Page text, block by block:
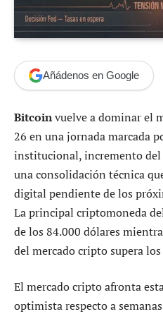
Añádenos en Google
Bitcoinvuelve a dominar el
26 en una jornada marcada
institucional, incremento del
una consolidación técnica
digital pendiente de los
La principal criptomoneda
de los 84.000 dólares
del mercado cripto supera
El mercado cripto afronta
optimista respecto a